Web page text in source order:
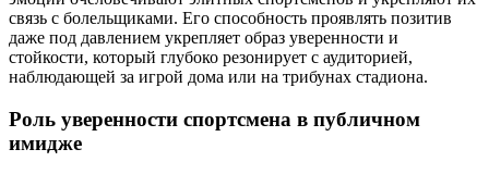
связь с болельщиками. Его способность проявлять позитив
даже под давлением укрепляет образ уверенности и
стойкости, который глубоко резонирует с аудиторией,
наблюдающей за игрой дома или на трибунах стадиона.
Роль уверенности спортсмена в публичном
имидже